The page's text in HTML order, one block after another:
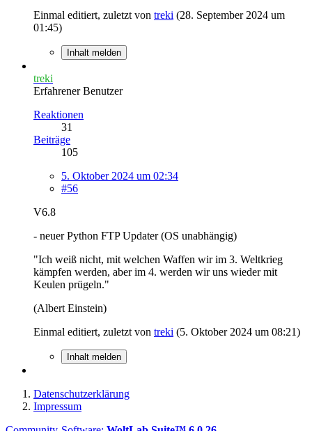
Einmal editiert, zuletzt von treki (28. September 2024 um
01:45)
Inhalt melden
treki
Erfahrener Benutzer
Reaktionen
31
Beiträge
105
5. Oktober 2024 um 02:34
#56
V6.8
- neuer Python FTP Updater (OS unabhängig)
"Ich weiß nicht, mit welchen Waffen wir im 3. Weltkrieg
kämpfen werden, aber im 4. werden wir uns wieder mit
Keulen prügeln."
(Albert Einstein)
Einmal editiert, zuletzt von treki (5. Oktober 2024 um 08:21)
Inhalt melden
Datenschutzerklärung
Impressum